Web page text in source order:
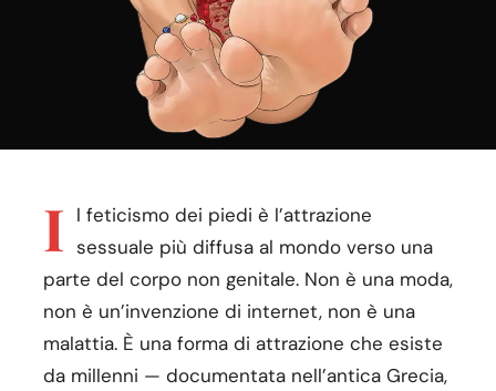
I l feticismo dei piedi è l’attrazione
sessuale più diffusa al mondo verso una
parte del corpo non genitale. Non è una moda,
non è un’invenzione di internet, non è una
malattia. È una forma di attrazione che esiste
da millenni — documentata nell’antica Grecia,